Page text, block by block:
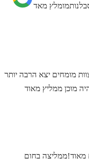
מאד
מומחים יצא הרבה יותר
מאוד!ממליצה בחום